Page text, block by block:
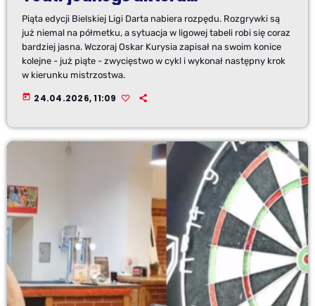
Piąta edycji Bielskiej Ligi Darta nabiera rozpędu. Rozgrywki są
już niemal na półmetku, a sytuacja w ligowej tabeli robi się coraz
bardziej jasna. Wczoraj Oskar Kurysia zapisał na swoim konice
kolejne - już piąte - zwycięstwo w cykl i wykonał następny krok
w kierunku mistrzostwa.
today 24.04.2026, 11:09